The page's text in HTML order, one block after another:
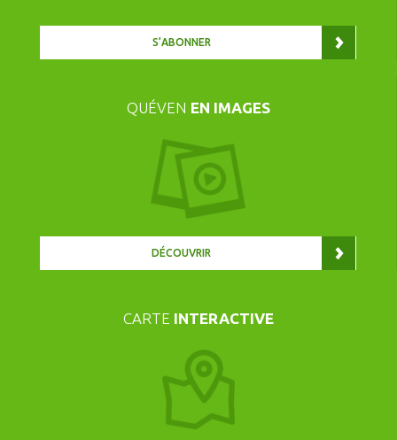
S’ABONNER
QUÉVEN EN IMAGES
DÉCOUVRIR
CARTE INTERACTIVE